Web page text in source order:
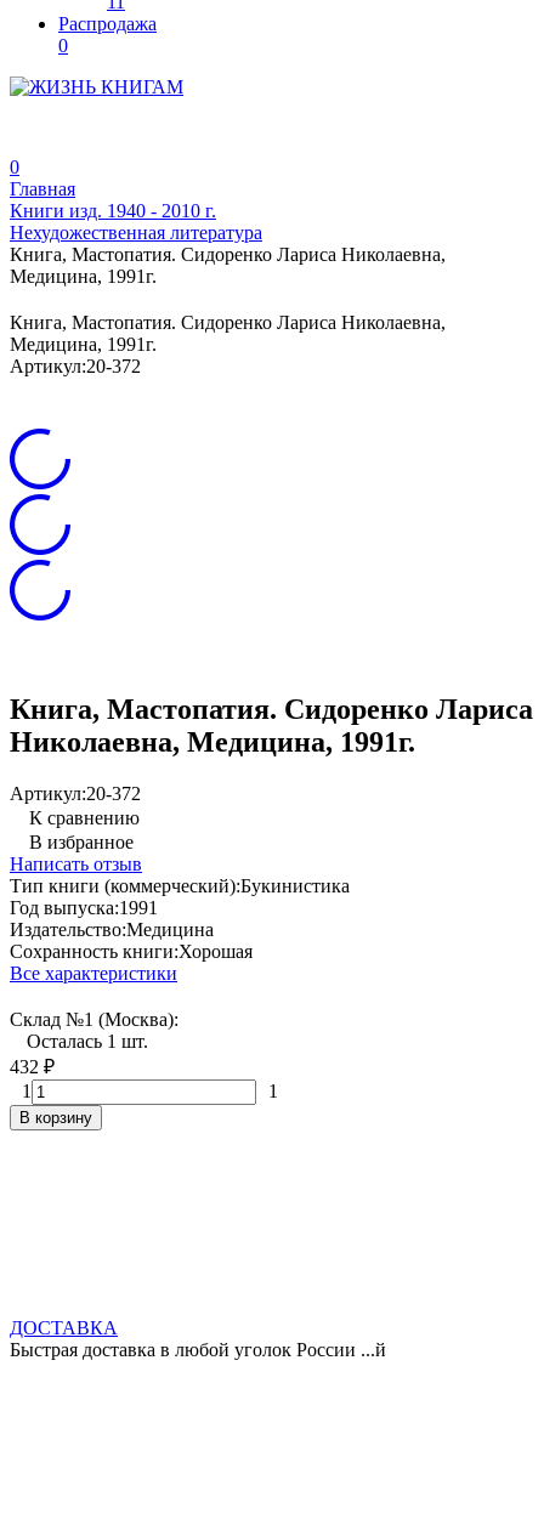
Распродажа
0
0
Главная
Книги изд. 1940 - 2010 г.
Нехудожественная литература
Книга, Мастопатия. Сидоренко Лариса Николаевна,
Медицина, 1991г.
Книга, Мастопатия. Сидоренко Лариса Николаевна,
Медицина, 1991г.
Артикул:20-372
Книга, Мастопатия. Сидоренко Лариса
Николаевна, Медицина, 1991г.
Артикул:20-372
К сравнению
В избранное
Написать отзыв
Тип книги (коммерческий):Букинистика
Год выпуска:1991
Издательство:Медицина
Сохранность книги:Хорошая
Все характеристики
Склад №1 (Москва):
Осталась 1 шт.
432 ₽
1
1
В корзину
ДОСТАВКА
Быстрая доставка в любой уголок России ...й